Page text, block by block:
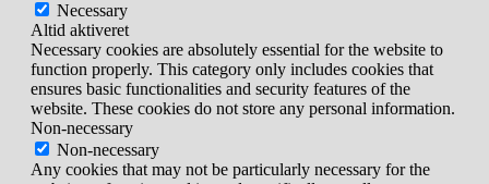
Necessary
Altid aktiveret
Necessary cookies are absolutely essential for the website to
function properly. This category only includes cookies that
ensures basic functionalities and security features of the
website. These cookies do not store any personal information.
Non-necessary
Non-necessary
Any cookies that may not be particularly necessary for the